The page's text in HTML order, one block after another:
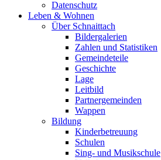
Datenschutz
Leben & Wohnen
Über Schnaittach
Bildergalerien
Zahlen und Statistiken
Gemeindeteile
Geschichte
Lage
Leitbild
Partnergemeinden
Wappen
Bildung
Kinderbetreuung
Schulen
Sing- und Musikschule